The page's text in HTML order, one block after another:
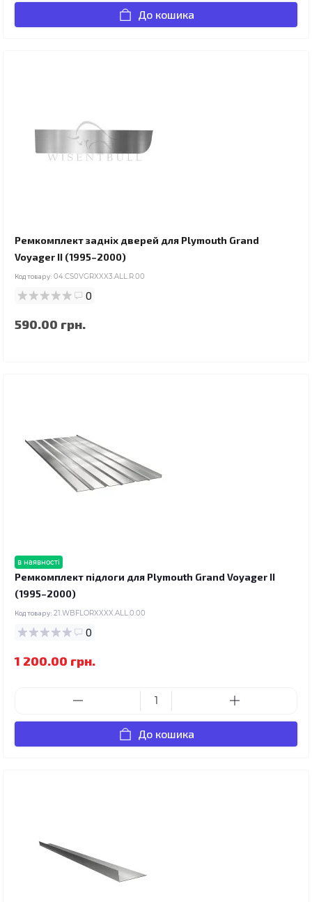
До кошика
Ремкомплект задніх дверей для Plymouth Grand
Voyager II (1995–2000)
Код товару: 04.CS0VGRXXX3.ALL.R.00
0
590.00 грн.
в наявності
Ремкомплект підлоги для Plymouth Grand Voyager II
(1995–2000)
Код товару: 21.WBFLORXXXX.ALL.0.00
0
1 200.00 грн.
До кошика